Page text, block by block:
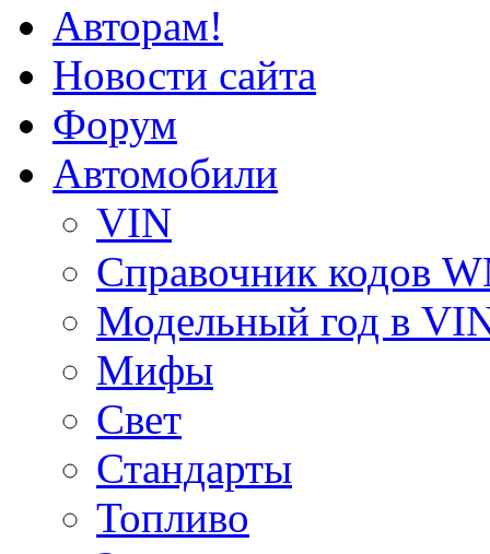
Авторам!
Новости сайта
Форум
Автомобили
VIN
Справочник кодов
Модельный год в
Мифы
Свет
Стандарты
Топливо